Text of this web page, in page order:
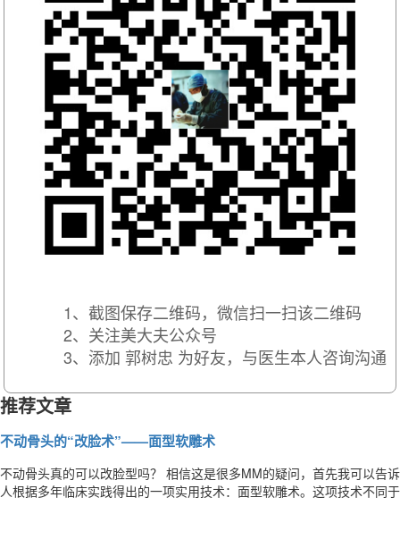
1、截图保存二维码，微信扫一扫该二维码
2、关注美大夫公众号
3、添加 郭树忠 为好友，与医生本人咨询沟通
推荐文章
不动骨头的“改脸术”——面型软雕术
不动骨头真的可以改脸型吗？ 相信这是很多MM的疑问，首先我可以告
人根据多年临床实践得出的一项实用技术：面型软雕术。这项技术不同